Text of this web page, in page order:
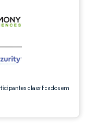
classificados em